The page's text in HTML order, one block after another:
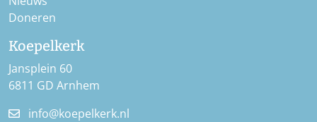
Doneren
Koepelkerk
Jansplein 60
6811 GD Arnhem
info@koepelkerk.nl